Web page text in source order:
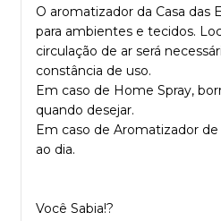
O aromatizador da Casa das
para ambientes e tecidos.
circulação de ar será
constância de uso.
Em caso de Home Spray,
quando desejar.
Em caso de Aromatizador
ao dia.
Você Sabia!?